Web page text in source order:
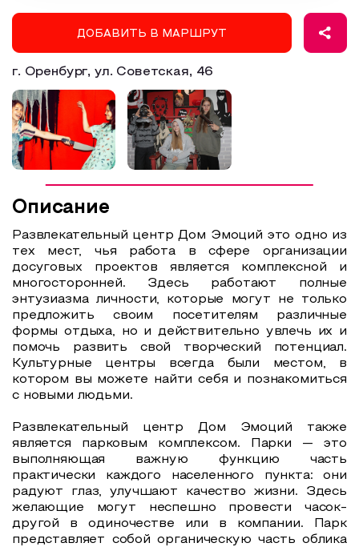
Аттестованные экскурсоводы
Маршруты от экскурсоводов
Все маршруты
Доступная среда
ДОБАВИТЬ В МАРШРУТ
г. Оренбург, ул. Советская, 46
Описание
Развлекательный центр Дом Эмоций это одно из
тех мест, чья работа в сфере организации
досуговых проектов является комплексной и
многосторонней. Здесь работают полные
энтузиазма личности, которые могут не только
предложить своим посетителям различные
формы отдыха, но и действительно увлечь их и
помочь развить свой творческий потенциал.
Культурные центры всегда были местом, в
котором вы можете найти себя и познакомиться
с новыми людьми.
Развлекательный центр Дом Эмоций также
является парковым комплексом. Парки — это
выполняющая важную функцию часть
практически каждого населенного пункта: они
радуют глаз, улучшают качество жизни. Здесь
желающие могут неспешно провести часок-
другой в одиночестве или в компании. Парк
представляет собой органическую часть облика